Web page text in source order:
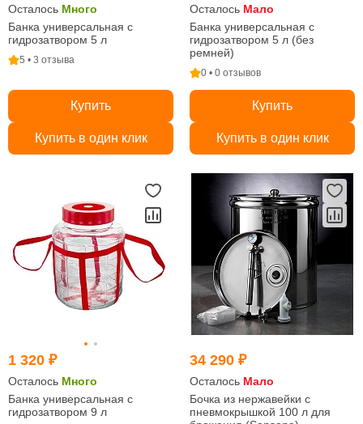
Осталось Много
Банка универсальная с
гидрозатвором 5 л
5 • 3 отзыва
Купить
Купить в один клик
Осталось Мало
Банка универсальная с
гидрозатвором 5 л (без
ремней)
0 • 0 отзывов
Купить
Купить в один клик
1 320 ₽
Осталось Много
Банка универсальная с
гидрозатвором 9 л
34 290 ₽
Осталось Мало
Бочка из нержавейки с
пневмокрышкой 100 л для